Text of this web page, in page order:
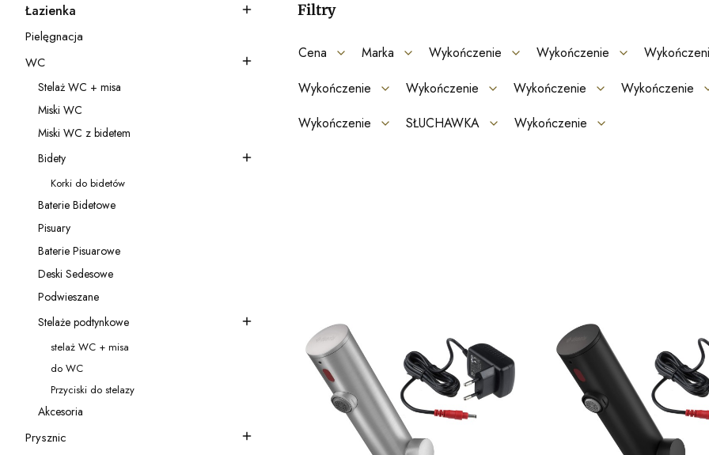
Kategoria - Łazienka
Łazienka
Kategoria - Pielęgnacja
Pielęgnacja
Kategoria - WC
WC
Kategoria - Stelaż WC + misa
Stelaż WC + misa
Kategoria - Miski WC
Miski WC
Kategoria - Miski WC z bidetem
Miski WC z bidetem
Kategoria - Bidety
Bidety
Kategoria - Korki do bidetów
Korki do bidetów
Kategoria - Baterie Bidetowe
Baterie Bidetowe
Kategoria - Pisuary
Pisuary
Kategoria - Baterie Pisuarowe
Baterie Pisuarowe
Kategoria - Deski Sedesowe
Deski Sedesowe
Kategoria - Podwieszane
Podwieszane
Kategoria - Stelaże podtynkowe
Stelaże podtynkowe
Kategoria - stelaż WC + misa
stelaż WC + misa
Kategoria - do WC
do WC
Kategoria - Przyciski do stelazy
Przyciski do stelazy
Kategoria - Akcesoria
Akcesoria
Kategoria - Prysznic
Prysznic
Filtry
Cena Marka Wykończenie Wykończenie
Wykończenie
Wykończenie Wykończenie Wykończenie
Wykończenie
SŁUCHAWKA Wykończenie